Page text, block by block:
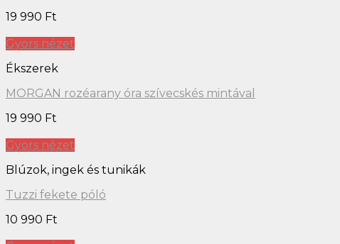
19 990 Ft
Gyors nézet
Ékszerek
MORGAN rozéarany óra szívecskés mintával
19 990 Ft
Gyors nézet
Blúzok, ingek és tunikák
Tuzzi fekete póló
10 990 Ft